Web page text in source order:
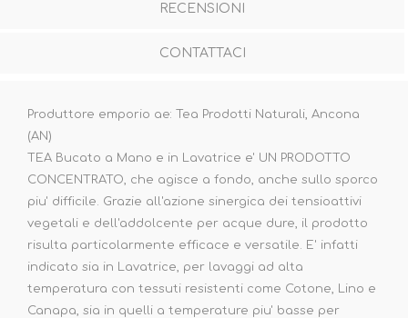
RECENSIONI
CONTATTACI
Produttore emporio ae: Tea Prodotti Naturali, Ancona
(AN)
TEA Bucato a Mano e in Lavatrice e' UN PRODOTTO
CONCENTRATO, che agisce a fondo, anche sullo sporco
piu' difficile. Grazie all'azione sinergica dei tensioattivi
vegetali e dell'addolcente per acque dure, il prodotto
risulta particolarmente efficace e versatile. E' infatti
indicato sia in Lavatrice, per lavaggi ad alta
temperatura con tessuti resistenti come Cotone, Lino e
Canapa, sia in quelli a temperature piu' basse per